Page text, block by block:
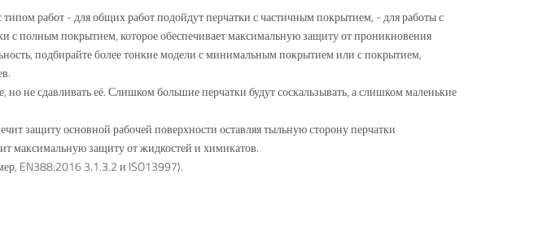
типом работ - для общих работ подойдут перчатки с частичным покрытием, - для работы с
с полным покрытием, которое обеспечивает максимальную защиту от проникновения
подбирайте более тонкие модели с минимальным покрытием или с покрытием,
но не сдавливать её. Слишком большие перчатки будут соскальзывать, а слишком маленькие
защиту основной рабочей поверхности оставляя тыльную сторону перчатки
максимальную защиту от жидкостей и химикатов.
EN388:2016 3.1.3.2 и ISO13997).